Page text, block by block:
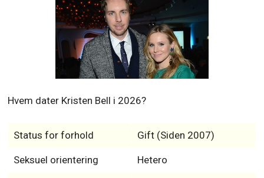
Hvem dater Kristen Bell i 2026?
Status for forhold Gift (Siden 2007)
Seksuel orientering Hetero